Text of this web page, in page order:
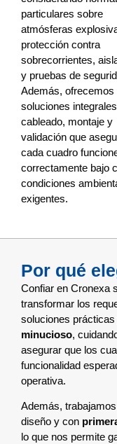
particulares sobre
atmósferas
protección contra
sobrecorrientes,
y pruebas de
Además, ofrecemos
soluciones
cableado, montaje y
validación que
cada cuadro
correctamente bajo
condiciones
exigentes.
Por qué
Confiar en Cronexa
transformar los
soluciones
minucioso,
asegurar que los
funcionalidad
operativa.
Además,
diseño y con
lo que nos permite